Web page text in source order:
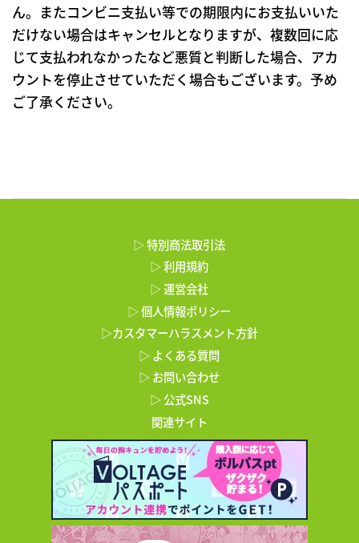
ん。またコンビニ支払い等での期限内にお支払いいた
だけない場合はキャンセルとなりますが、複数回に応
じて支払われなかったなど悪質と判断した場合、アカ
ウントを停止させていただく場合もございます。予め
ご了承ください。
▷ 特別商法取引法
▷ 利用規約
▷ 運営会社
▷ 個人情報ポリシー
▷カスタマーハラスメント方針
▷ よくある質問
▷ お問い合わせ
▷ 公式SNS
関連サイト